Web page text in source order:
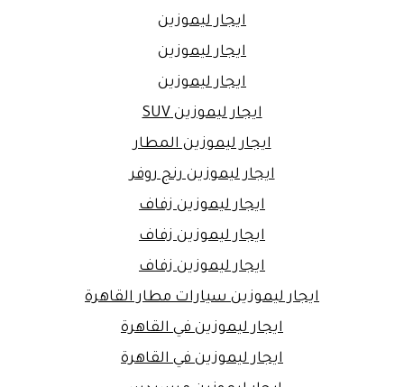
ايجار ليموزين
ايجار ليموزين
ايجار ليموزين
ايجار ليموزين SUV
ايجار ليموزين المطار
ايجار ليموزين رنج روفر
ايجار ليموزين زفاف
ايجار ليموزين زفاف
ايجار ليموزين زفاف
ايجار ليموزين سيارات مطار القاهرة
ايجار ليموزين في القاهرة
ايجار ليموزين في القاهرة